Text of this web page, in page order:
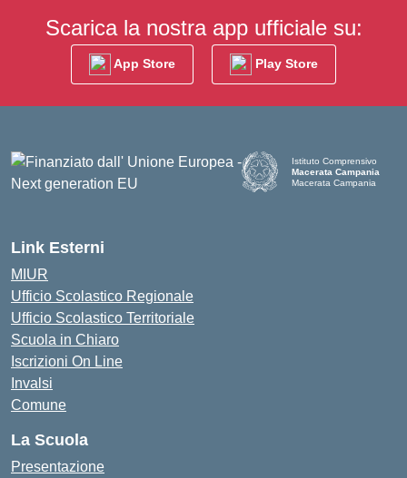
Scarica la nostra app ufficiale su:
App Store Play Store
Istituto Comprensivo
Macerata Campania
Macerata Campania
Link Esterni
MIUR
Ufficio Scolastico Regionale
Ufficio Scolastico Territoriale
Scuola in Chiaro
Iscrizioni On Line
Invalsi
Comune
La Scuola
Presentazione